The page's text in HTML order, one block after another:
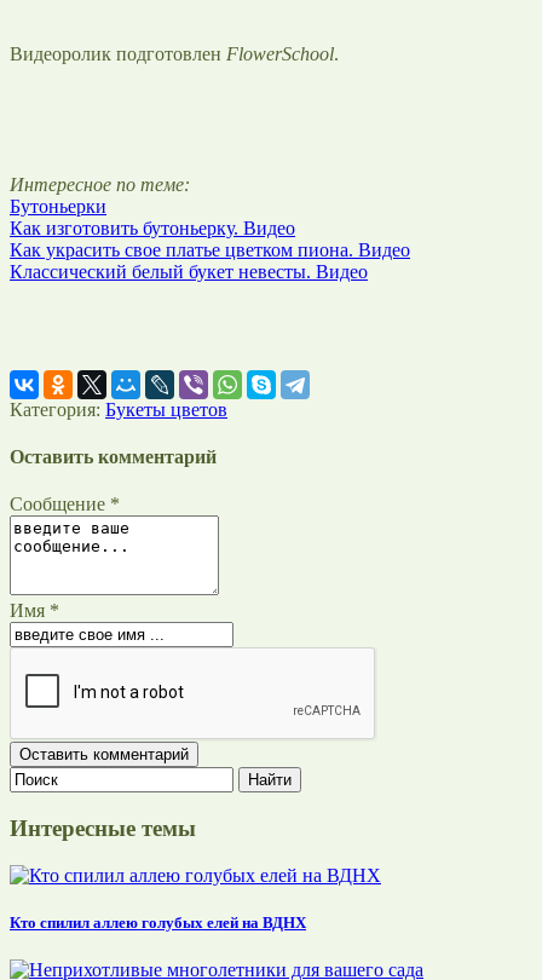
Видеоролик подготовлен FlowerSchool.
Интересное по теме:
Бутоньерки
Как изготовить бутоньерку. Видео
Как украсить свое платье цветком пиона. Видео
Классический белый букет невесты. Видео
Категория: Букеты цветов
Оставить комментарий
Сообщение *
Имя *
Интересные темы
Кто спилил аллею голубых елей на ВДНХ